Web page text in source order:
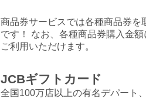
商品券サービスでは各種商品券
です！ なお、各種商品券購入金
ご利用いただけます。
JCBギフトカード
全国100万店以上の有名デパート